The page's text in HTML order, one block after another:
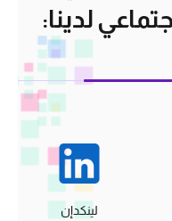
لدينا:
لينكدإن